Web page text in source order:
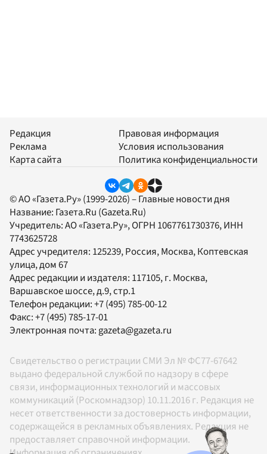
Редакция
Реклама
Карта сайта
Правовая информация
Условия использования
Политика конфиденциальности
© АО «Газета.Ру» (1999-2026) – Главные новости дня
Название: Газета.Ru (Gazeta.Ru)
Учредитель:АО «Газета.Ру», ОГРН 1067761730376, ИНН
7743625728
Адрес учредителя: 125239, Россия, Москва, Коптевская
улица, дом 67
Адрес редакции и издателя: 117105, г. Москва,
Варшавское шоссе, д.9, стр.1
Телефон редакции:+7 (495) 785-00-12
Факс:+7 (495) 785-17-01
Электронная почта:gazeta@gazeta.ru
Свидетельство о регистрации СМИ Эл № ФС77-67642
выдано федеральной службой по надзору в сфере
связи, информационных технологий и массовых
коммуникаций (Роскомнадзор) 10.11.2016 г. Редакция не
несет ответственности за достоверность информации,
содержащейся в рекламных объявлениях. Редакция не
предоставляет справочной информации.